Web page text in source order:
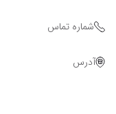
شماره تماس
آدرس